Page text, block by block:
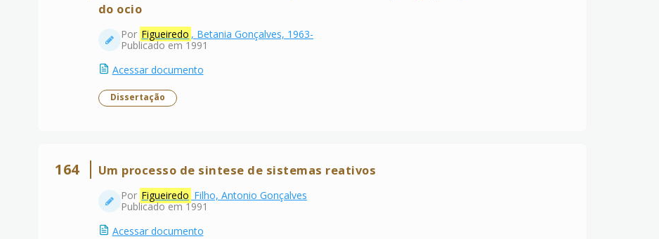
do ocio
Por Figueiredo , Betania Gonçalves, 1963-
Publicado em 1991
Acessar documento
Dissertação
164 Um processo de sintese de sistemas reativos
Por Figueiredo Filho, Antonio Gonçalves
Publicado em 1991
Acessar documento